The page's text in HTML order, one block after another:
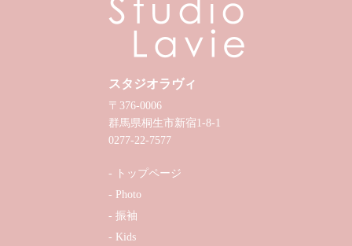
スタジオラヴィ
〒376-0006
群馬県桐生市新宿1-8-1
0277-22-7577
トップページ
Photo
振袖
Kids